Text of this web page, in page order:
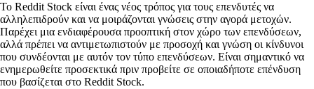
Το Reddit Stock είναι ένας νέος τρόπος για τους επενδυτές να
αλληλεπιδρούν και να μοιράζονται γνώσεις στην αγορά μετοχών.
Παρέχει μια ενδιαφέρουσα προοπτική στον χώρο των επενδύσεων,
αλλά πρέπει να αντιμετωπιστούν με προσοχή και γνώση οι κίνδυνοι
που συνδέονται με αυτόν τον τύπο επενδύσεων. Είναι σημαντικό να
ενημερωθείτε προσεκτικά πριν προβείτε σε οποιαδήποτε επένδυση
που βασίζεται στο Reddit Stock.